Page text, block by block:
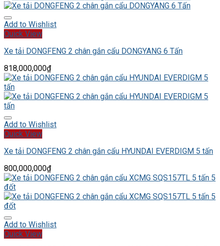
Add to Wishlist
Quick View
Xe tải DONGFENG 2 chân gắn cẩu DONGYANG 6 Tấn
818,000,000₫
Add to Wishlist
Quick View
Xe tải DONGFENG 2 chân gắn cẩu HYUNDAI EVERDIGM 5 tấn
800,000,000₫
Add to Wishlist
Quick View